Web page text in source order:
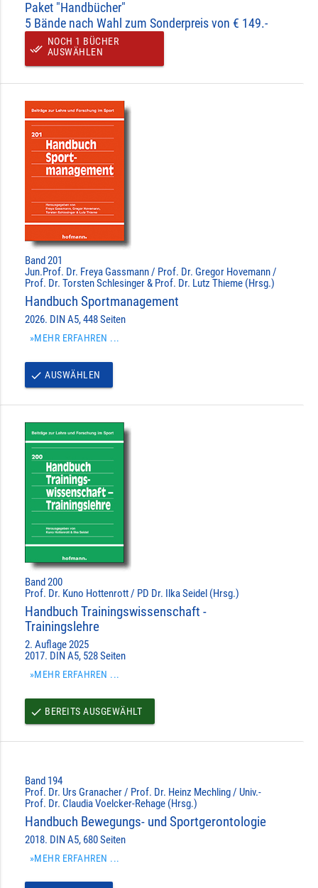
Paket "Handbücher"
5 Bände nach Wahl zum Sonderpreis von € 149.-
done_all
NOCH 1 BÜCHER
AUSWÄHLEN
Band 201
Jun.Prof. Dr. Freya Gassmann / Prof. Dr. Gregor Hovemann /
Prof. Dr. Torsten Schlesinger & Prof. Dr. Lutz Thieme (Hrsg.)
Handbuch Sportmanagement
2026. DIN A5, 448 Seiten
»MEHR ERFAHREN ...
done AUSWÄHLEN
Band 200
Prof. Dr. Kuno Hottenrott / PD Dr. Ilka Seidel (Hrsg.)
Handbuch Trainingswissenschaft -
Trainingslehre
2. Auflage 2025
2017. DIN A5, 528 Seiten
»MEHR ERFAHREN ...
done BEREITS AUSGEWÄHLT
Band 194
Prof. Dr. Urs Granacher / Prof. Dr. Heinz Mechling / Univ.-
Prof. Dr. Claudia Voelcker-Rehage (Hrsg.)
Handbuch Bewegungs- und Sportgerontologie
2018. DIN A5, 680 Seiten
»MEHR ERFAHREN ...